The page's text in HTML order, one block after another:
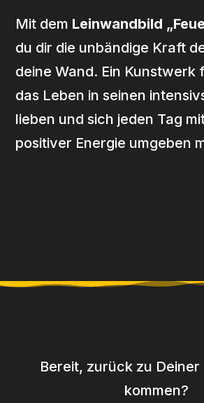
Mit dem Leinwandbild
du dir die unbändige Kraft
deine Wand. Ein Kunstwerk
das Leben in seinen
lieben und sich jeden Tag
positiver Energie umgeben
Bereit, zurück zu Deiner
kommen?